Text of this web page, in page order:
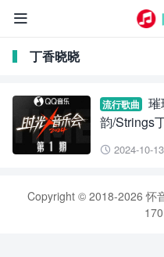

丁香晓晓
流行歌曲
璀
韵/Strings
 2024-10-13
Copyright © 2018-2026 怀